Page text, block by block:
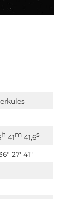
h 41m 41,6s
27′ 41″